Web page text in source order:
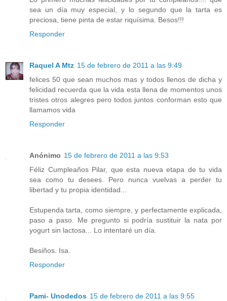
sea un día muy especial, y lo segundo que la tarta es
preciosa, tiene pinta de estar riquísima. Besos!!!
Responder
Raquel A Mtz 15 de febrero de 2011 a las 9:49
felices 50 que sean muchos mas y todos llenos de dicha y
felicidad recuerda que la vida esta llena de momentos unos
tristes otros alegres pero todos juntos conforman esto que
llamamos vida
Responder
Anónimo 15 de febrero de 2011 a las 9:53
Féliz Cumpleaños Pilar, que esta nueva etapa de tu vida
sea como tu desees. Pero nunca vuelvas a perder tu
libertad y tu propia identidad...
Estupenda tarta, como siempre, y perfectamente explicada,
paso a paso. Me pregunto si podría sustituir la nata por
yogurt sin lactosa... Lo intentaré un día.
Besiños. Isa.
Responder
Pami- Unodedos 15 de febrero de 2011 a las 9:55